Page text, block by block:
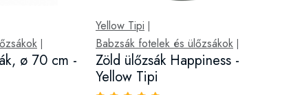
|
ø 70 cm -
Yellow Tipi |
Babzsák fotelek és ülőzsákok|
Zöld ülőzsák Happiness -
Yellow Tipi